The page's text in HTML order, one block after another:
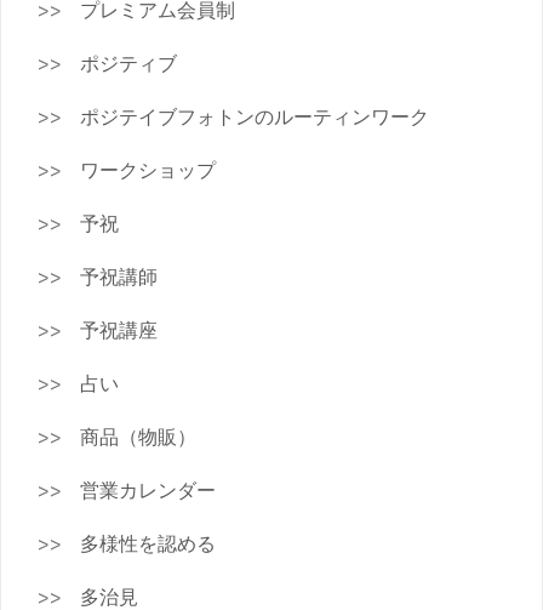
プレミアム会員制
ポジティブ
ポジテイブフォトンのルーティンワーク
ワークショップ
予祝
予祝講師
予祝講座
占い
商品（物販）
営業カレンダー
多様性を認める
多治見